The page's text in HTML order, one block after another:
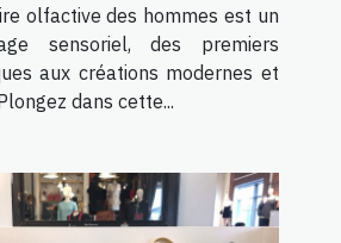
olfactive des hommes est un
sensoriel, des premiers
aux créations modernes et
dans cette...